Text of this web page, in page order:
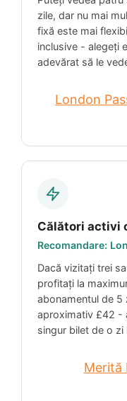
zile, dar nu mai
fixă este mai
inclusive - alegeți
adevărat să le
London
Călători activi
Recomandare:
Dacă vizitați trei
profitați la
abonamentul de 5
aproximativ £42 -
singur bilet de o
Merită